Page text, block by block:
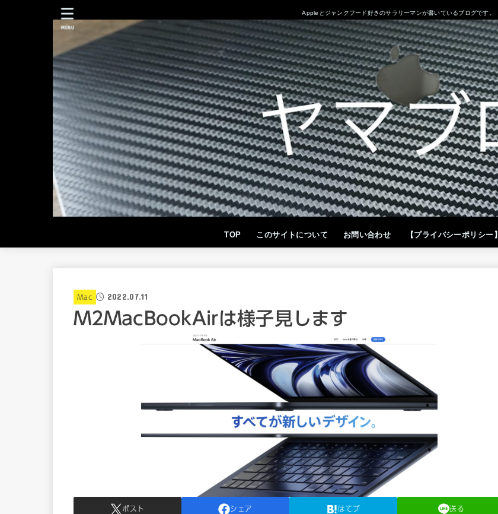
Appleとジャンクフード好きのサラリーマンが書いているブログです。
TOP このサイトについて お問い合わせ 【プライバシーポリシー】
MENU
Mac 2022.07.11
M2MacBookAirは様子見します
ポスト シェア はてブ 送る